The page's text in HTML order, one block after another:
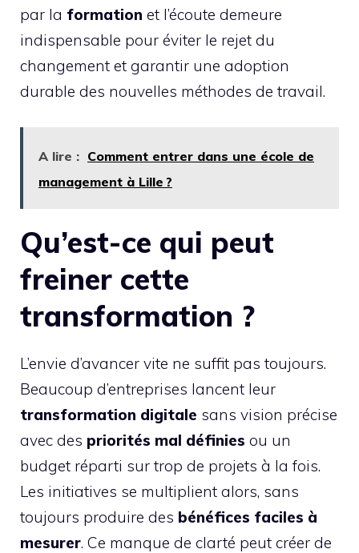
par la formation et l’écoute demeure
indispensable pour éviter le rejet du
changement et garantir une adoption
durable des nouvelles méthodes de travail.
A lire : Comment entrer dans une école de
management à Lille ?
Qu’est-ce qui peut
freiner cette
transformation ?
L’envie d’avancer vite ne suffit pas toujours.
Beaucoup d’entreprises lancent leur
transformation digitale sans vision précise
avec des priorités mal définies ou un
budget réparti sur trop de projets à la fois.
Les initiatives se multiplient alors, sans
toujours produire des bénéfices faciles à
mesurer. Ce manque de clarté peut créer de